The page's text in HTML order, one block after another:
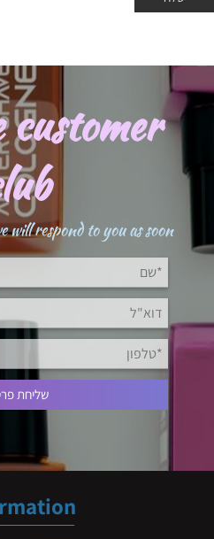
will respond to you as soon